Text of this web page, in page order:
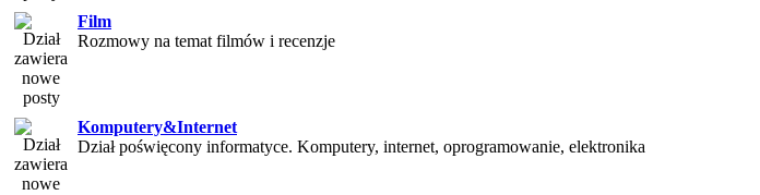
Film
Rozmowy na temat filmów i recenzje
Komputery&Internet
Dział poświęcony informatyce. Komputery, internet, oprogramowanie, elektronika